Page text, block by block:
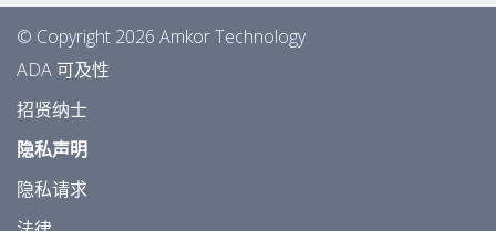
© Copyright 2026 Amkor Technology
ADA 可及性
招贤纳士
隐私声明
隐私请求